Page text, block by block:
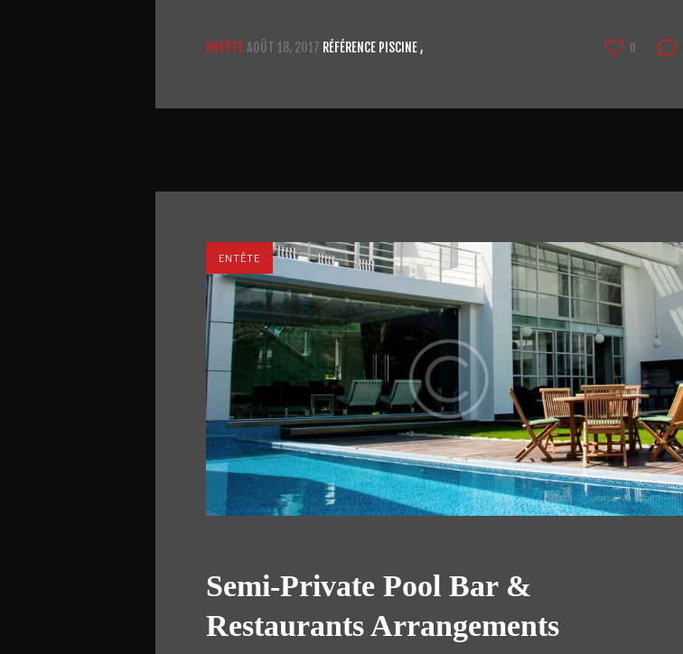
ENTÊTEAOÛT 18, 2017 RÉFÉRENCE PISCINE 0
ENTÊTE
Semi-Private Pool Bar &
Restaurants Arrangements